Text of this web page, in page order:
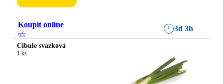
Koupit online 3d 3h
Cibule svazková
1 ks